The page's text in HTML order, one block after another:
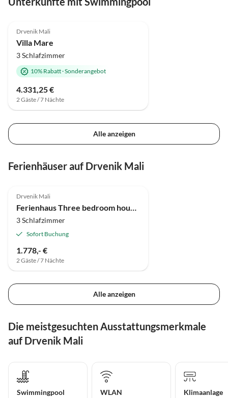
Drvenik Mali
Villa Mare
3 Schlafzimmer
10% Rabatt·Sonderangebot
4.331,25 €
2 Gäste / 7 Nächte
Alle anzeigen
Ferienhäuser auf Drvenik Mali
Drvenik Mali
3 Schlafzimmer
Sofort Buchung
1.778,- €
2 Gäste / 7 Nächte
Alle anzeigen
Die meistgesuchten Ausstattungsmerkmale
auf Drvenik Mali
Swimmingpool WLAN Klimaanlage